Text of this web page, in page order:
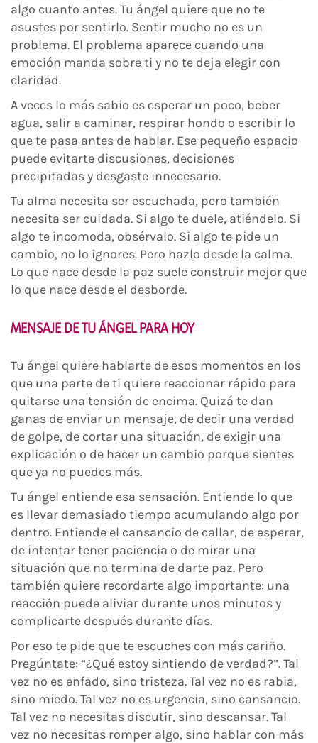
algo cuanto antes. Tu ángel quiere que no te
asustes por sentirlo. Sentir mucho no es un
problema. El problema aparece cuando una
emoción manda sobre ti y no te deja elegir con
claridad.
A veces lo más sabio es esperar un poco, beber
agua, salir a caminar, respirar hondo o escribir lo
que te pasa antes de hablar. Ese pequeño espacio
puede evitarte discusiones, decisiones
precipitadas y desgaste innecesario.
Tu alma necesita ser escuchada, pero también
necesita ser cuidada. Si algo te duele, atiéndelo. Si
algo te incomoda, obsérvalo. Si algo te pide un
cambio, no lo ignores. Pero hazlo desde la calma.
Lo que nace desde la paz suele construir mejor que
lo que nace desde el desborde.
MENSAJE DE TU ÁNGEL PARA HOY
Tu ángel quiere hablarte de esos momentos en los
que una parte de ti quiere reaccionar rápido para
quitarse una tensión de encima. Quizá te dan
ganas de enviar un mensaje, de decir una verdad
de golpe, de cortar una situación, de exigir una
explicación o de hacer un cambio porque sientes
que ya no puedes más.
Tu ángel entiende esa sensación. Entiende lo que
es llevar demasiado tiempo acumulando algo por
dentro. Entiende el cansancio de callar, de esperar,
de intentar tener paciencia o de mirar una
situación que no termina de darte paz. Pero
también quiere recordarte algo importante: una
reacción puede aliviar durante unos minutos y
complicarte después durante días.
Por eso te pide que te escuches con más cariño.
Pregúntate: “¿Qué estoy sintiendo de verdad?”. Tal
vez no es enfado, sino tristeza. Tal vez no es rabia,
sino miedo. Tal vez no es urgencia, sino cansancio.
Tal vez no necesitas discutir, sino descansar. Tal
vez no necesitas romper algo, sino hablar con más